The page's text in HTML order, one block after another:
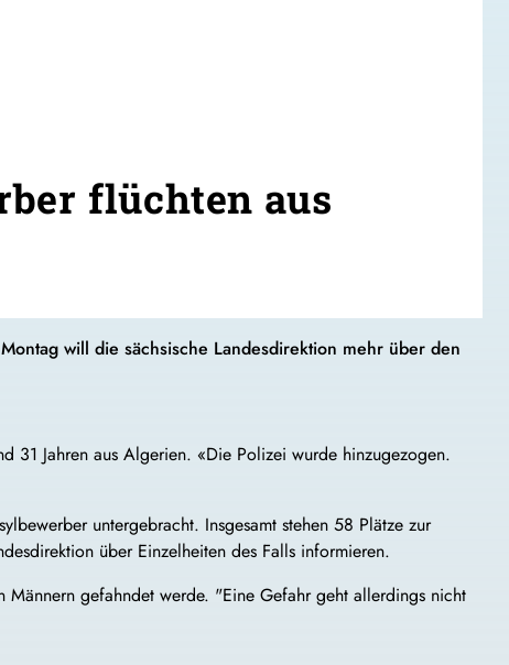
flüchten aus
will die sächsische Landesdirektion mehr über den
31 Jahren aus Algerien. «Die Polizei wurde hinzugezogen.
untergebracht. Insgesamt stehen 58 Plätze zur
über Einzelheiten des Falls informieren.
gefahndet werde. "Eine Gefahr geht allerdings nicht